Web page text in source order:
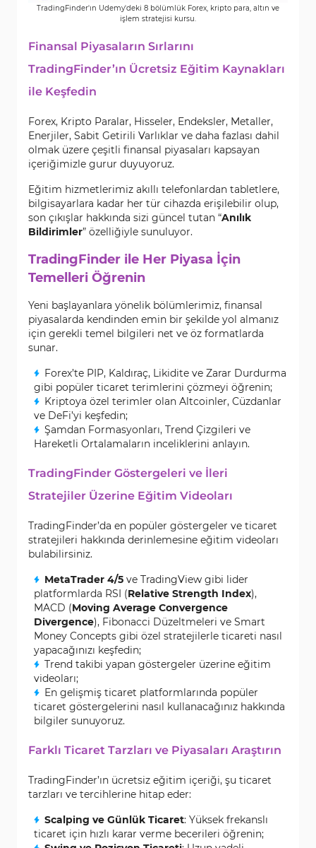
TradingFinder'ın Udemy'deki 8 bölümlük Forex, kripto para, altın ve
işlem stratejisi kursu.
Finansal Piyasaların Sırlarını
TradingFinder’ın Ücretsiz Eğitim Kaynakları
ile Keşfedin
Forex, Kripto Paralar, Hisseler, Endeksler, Metaller,
Enerjiler, Sabit Getirili Varlıklar ve daha fazlası dahil
olmak üzere çeşitli finansal piyasaları kapsayan
içeriğimizle gurur duyuyoruz.
Eğitim hizmetlerimiz akıllı telefonlardan tabletlere,
bilgisayarlara kadar her tür cihazda erişilebilir olup,
son çıkışlar hakkında sizi güncel tutan “Anılık
Bildirimler” özelliğiyle sunuluyor.
TradingFinder ile Her Piyasa İçin
Temelleri Öğrenin
Yeni başlayanlara yönelik bölümlerimiz, finansal
piyasalarda kendinden emin bir şekilde yol almanız
için gerekli temel bilgileri net ve öz formatlarda
sunar.
Forex’te PIP, Kaldıraç, Likidite ve Zarar Durdurma
gibi popüler ticaret terimlerini çözmeyi öğrenin;
Kriptoya özel terimler olan Altcoinler, Cüzdanlar
ve DeFi’yi keşfedin;
Şamdan Formasyonları, Trend Çizgileri ve
Hareketli Ortalamaların inceliklerini anlayın.
TradingFinder Göstergeleri ve İleri
Stratejiler Üzerine Eğitim Videoları
TradingFinder’da en popüler göstergeler ve ticaret
stratejileri hakkında derinlemesine eğitim videoları
bulabilirsiniz.
MetaTrader 4/5 ve TradingView gibi lider
platformlarda RSI (Relative Strength Index),
MACD (Moving Average Convergence
Divergence), Fibonacci Düzeltmeleri ve Smart
Money Concepts gibi özel stratejilerle ticareti nasıl
yapacağınızı keşfedin;
Trend takibi yapan göstergeler üzerine eğitim
videoları;
En gelişmiş ticaret platformlarında popüler
ticaret göstergelerini nasıl kullanacağınız hakkında
bilgiler sunuyoruz.
Farklı Ticaret Tarzları ve Piyasaları Araştırın
TradingFinder’ın ücretsiz eğitim içeriği, şu ticaret
tarzları ve tercihlerine hitap eder:
Scalping ve Günlük Ticaret: Yüksek frekanslı
ticaret için hızlı karar verme becerileri öğrenin;